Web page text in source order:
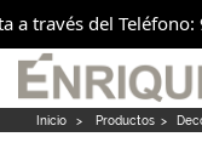
a través del
Inicio > Productos >